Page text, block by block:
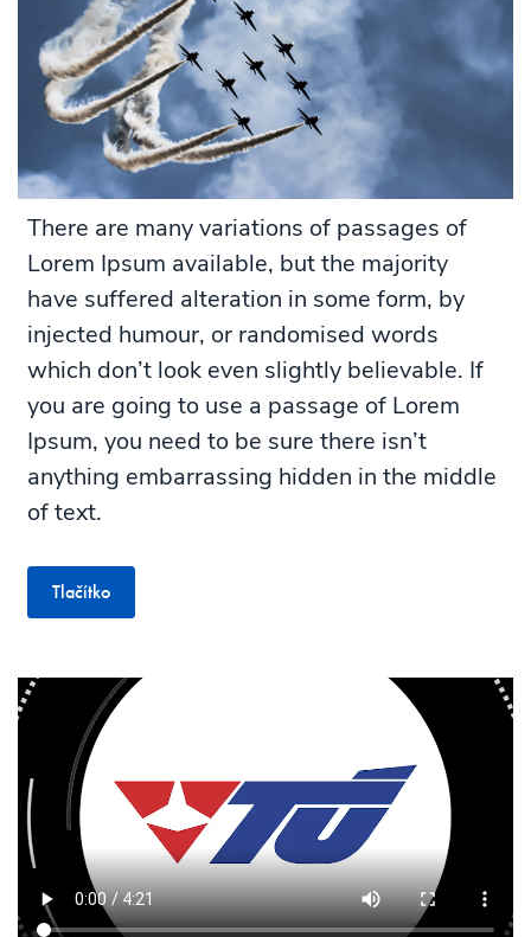
There are many variations of passages of
Lorem Ipsum available, but the majority
have suffered alteration in some form, by
injected humour, or randomised words
which don’t look even slightly believable. If
you are going to use a passage of Lorem
Ipsum, you need to be sure there isn’t
anything embarrassing hidden in the middle
of text.
Tlačítko